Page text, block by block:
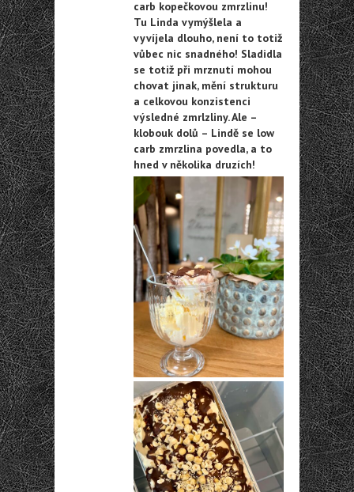
carb kopečkovou zmrzlinu!
Tu Linda vymýšlela a
vyvíjela dlouho, není to totiž
vůbec nic snadného! Sladidla
se totiž při mrznutí mohou
chovat jinak, mění strukturu
a celkovou konzistenci
výsledné zmrlzliny. Ale –
klobouk dolů – Lindě se low
carb zmrzlina povedla, a to
hned v několika druzích!